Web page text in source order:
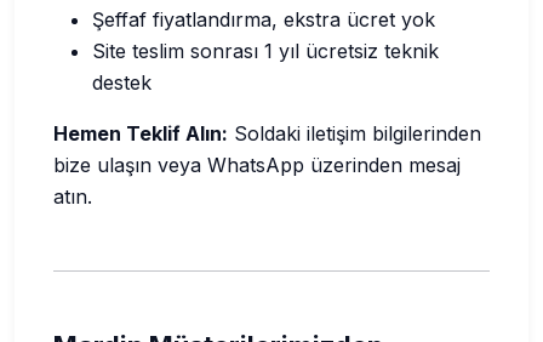
Şeffaf fiyatlandırma, ekstra ücret yok
Site teslim sonrası 1 yıl ücretsiz teknik
destek
Hemen Teklif Alın: Soldaki iletişim bilgilerinden
bize ulaşın veya WhatsApp üzerinden mesaj
atın.